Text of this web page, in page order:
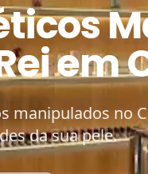
em
manipulados no
da sua pele.